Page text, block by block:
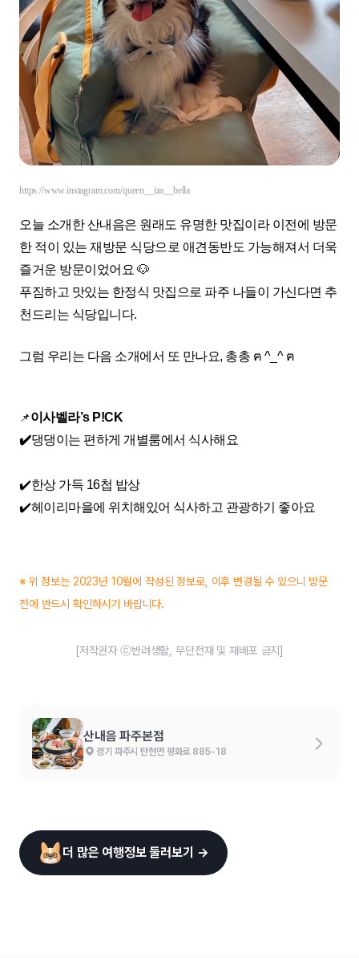
https://www.instagram.com/queen__iza__bella
오늘 소개한 산내음은 원래도 유명한 맛집이라 이전에 방문
한 적이 있는 재방문 식당으로 애견동반도 가능해져서 더욱
즐거운 방문이었어요 🐶
푸짐하고 맛있는 한정식 맛집으로 파주 나들이 가신다면 추
천드리는 식당입니다.
그럼 우리는 다음 소개에서 또 만나요, 총총 ฅ ^_^ ฅ
📌이사벨라’s P!CK
✔️댕댕이는 편하게 개별룸에서 식사해요
✔️한상 가득 16첩 밥상
✔️헤이리마을에 위치해있어 식사하고 관광하기 좋아요
※ 위 정보는 2023년 10월에 작성된 정보로, 이후 변경될 수 있으니 방문
전에 반드시 확인하시기 바랍니다.
[저작권자 ⓒ반려생활, 무단전재 및 재배포 금지]
산내음 파주본점
경기 파주시 탄현면 평화로 885-18
더 많은 여행정보 둘러보기 →